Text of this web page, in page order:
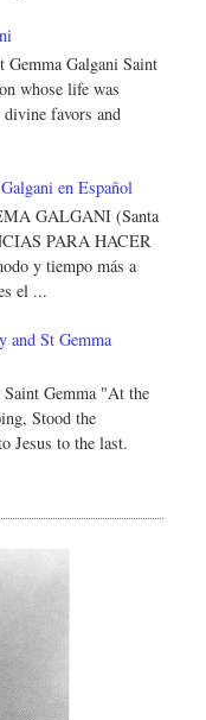
Galgani Saint
whose life was
favors and
en Español
GALGANI (Santa
PARA HACER
y tiempo más a
el ...
and St Gemma
Gemma "At the
Stood the
Jesus to the last.